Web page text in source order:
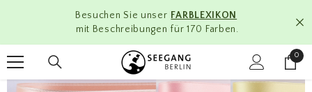
Besuchen Sie unser FARBLEXIKON
mit Beschreibungen für 170 Farben.
0
0